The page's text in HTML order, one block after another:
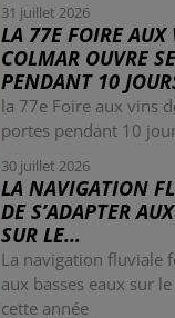
31 juillet 2026
LA 77E FOIRE AUX
COLMAR OUVRE
PENDANT 10
la 77e Foire aux vins
portes pendant 10
30 juillet 2026
LA NAVIGATION
DE S’ADAPTER
SUR LE...
La navigation fluviale
aux basses eaux sur
cette année